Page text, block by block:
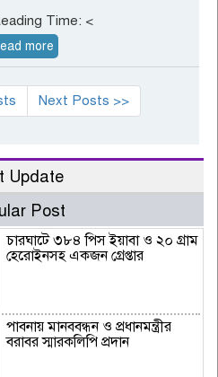
Time: <
more
Next Posts >>
Update
Post
চারঘাটে ৩৮৪ পিস ইয়াবা ও ২০ গ্রাম
হেরোইনসহ একজন গ্রেপ্তার
পাবনায় মানববন্ধন ও প্রধানমন্ত্রীর
বরাবর স্মারকলিপি প্রদান